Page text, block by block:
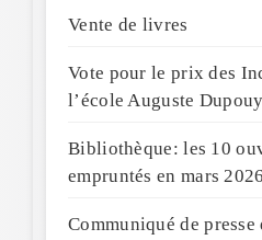
Vente de livres
Vote pour le prix des
l’école Auguste Dupouy
Bibliothèque: les 10
empruntés en mars 2026
Communiqué de